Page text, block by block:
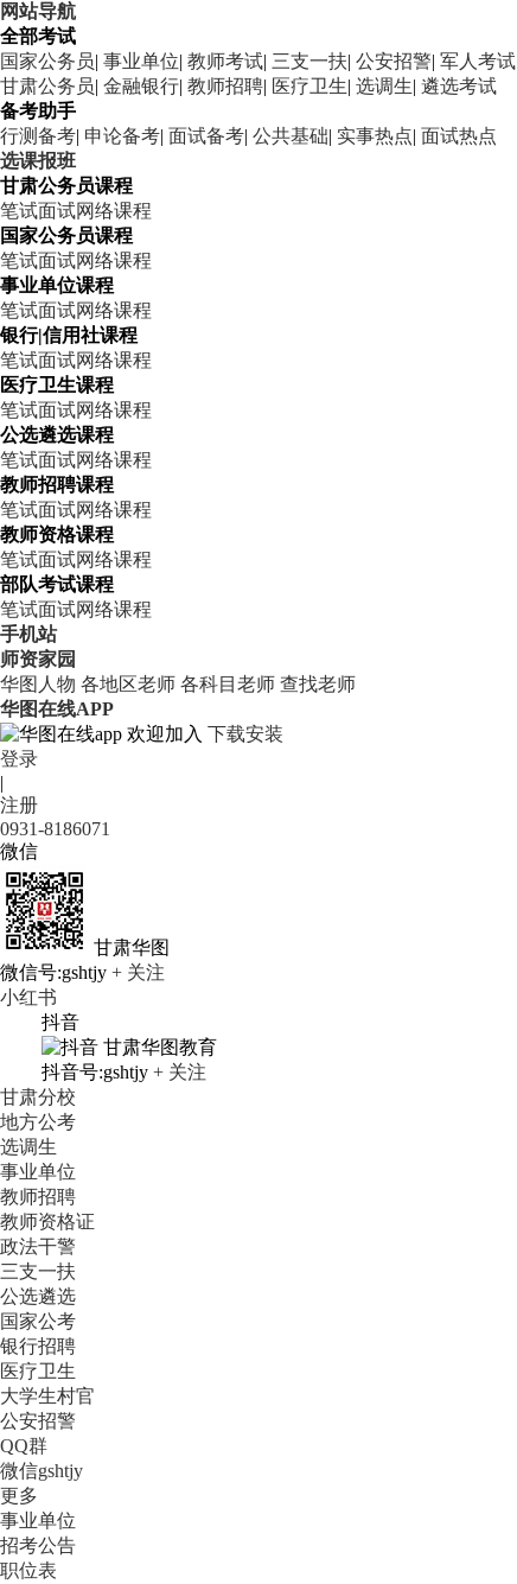
网站导航
全部考试
国家公务员| 事业单位| 教师考试| 三支一扶| 公安招警| 军人考试
甘肃公务员| 金融银行| 教师招聘| 医疗卫生| 选调生| 遴选考试
备考助手
行测备考| 申论备考| 面试备考| 公共基础| 实事热点| 面试热点
选课报班
甘肃公务员课程
笔试面试网络课程
国家公务员课程
笔试面试网络课程
事业单位课程
笔试面试网络课程
银行|信用社课程
笔试面试网络课程
医疗卫生课程
笔试面试网络课程
公选遴选课程
笔试面试网络课程
教师招聘课程
笔试面试网络课程
教师资格课程
笔试面试网络课程
部队考试课程
笔试面试网络课程
手机站
师资家园
华图人物 各地区老师 各科目老师 查找老师
华图在线APP
欢迎加入 下载安装
登录
|
注册
0931-8186071
微信
甘肃华图
微信号:gshtjy + 关注
小红书
抖音
甘肃华图教育
抖音号:gshtjy + 关注
甘肃分校
地方公考
选调生
事业单位
教师招聘
教师资格证
政法干警
三支一扶
公选遴选
国家公考
银行招聘
医疗卫生
大学生村官
公安招警
QQ群
微信gshtjy
更多
事业单位
招考公告
职位表